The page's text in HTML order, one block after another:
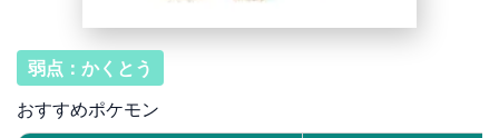
弱点：かくとう
おすすめポケモン